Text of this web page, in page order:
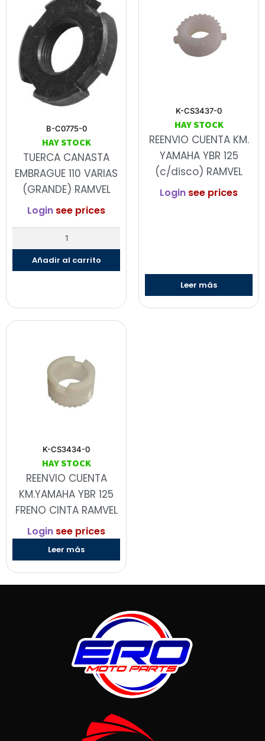
B-C0775-0
HAY STOCK
TUERCA CANASTA
EMBRAGUE 110 VARIAS
(GRANDE) RAMVEL
Login see prices
Añadir al carrito
K-CS3437-0
HAY STOCK
REENVIO CUENTA KM.
YAMAHA YBR 125
(c/disco) RAMVEL
Login see prices
Leer más
K-CS3434-0
HAY STOCK
REENVIO CUENTA
KM.YAMAHA YBR 125
FRENO CINTA RAMVEL
Login see prices
Leer más